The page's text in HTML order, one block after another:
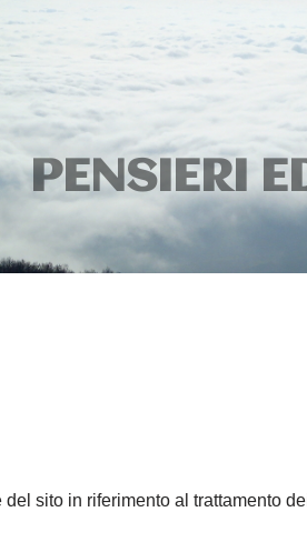
PENSIERI
sito in riferimento al trattamento